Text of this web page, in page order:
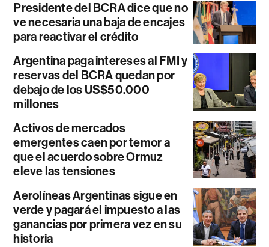
Presidente del BCRA dice que no
ve necesaria una baja de encajes
para reactivar el crédito
Argentina paga intereses al FMI y
reservas del BCRA quedan por
debajo de los US$50.000
millones
Activos de mercados
emergentes caen por temor a
que el acuerdo sobre Ormuz
eleve las tensiones
Aerolíneas Argentinas sigue en
verde y pagará el impuesto a las
ganancias por primera vez en su
historia